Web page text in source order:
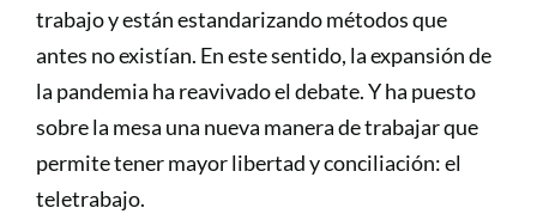
trabajo y están estandarizando métodos que
antes no existían. En este sentido, la expansión de
la pandemia ha reavivado el debate. Y ha puesto
sobre la mesa una nueva manera de trabajar que
permite tener mayor libertad y conciliación: el
teletrabajo.